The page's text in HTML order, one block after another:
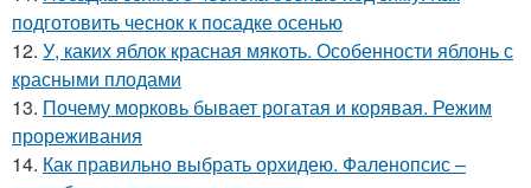
подготовить чеснок к посадке осенью
12. У, каких яблок красная мякоть. Особенности яблонь с
красными плодами
13. Почему морковь бывает рогатая и корявая. Режим
прореживания
14. Как правильно выбрать орхидею. Фаленопсис –